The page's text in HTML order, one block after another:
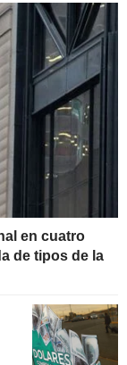
en cuatro
de tipos de la